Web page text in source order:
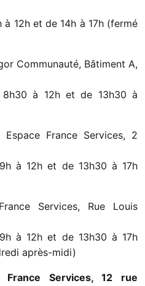
12h et de 14h à 17h (fermé
Communauté, Bâtiment A,
à 12h et de 13h30 à
Espace France Services, 2
à 12h et de 13h30 à 17h
Services, Rue Louis
à 12h et de 13h30 à 17h
après-midi)
France Services, 12 rue